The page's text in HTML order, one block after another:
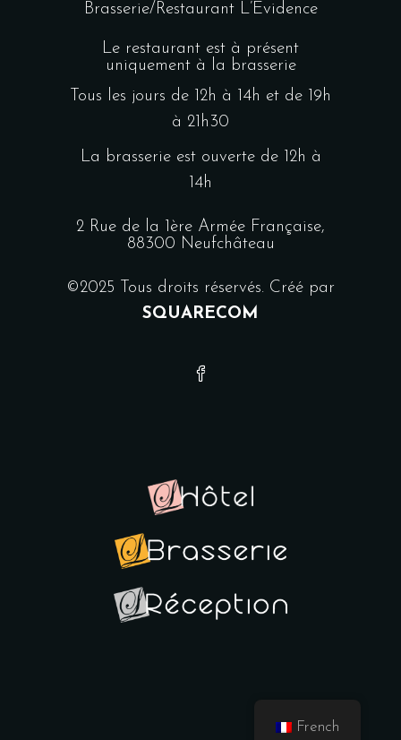
Brasserie/Restaurant L’Evidence
Le restaurant est à présent
uniquement à la brasserie
Tous les jours de 12h à 14h et de 19h
à 21h30
La brasserie est ouverte de 12h à
14h
2 Rue de la 1ère Armée Française,
88300 Neufchâteau
©2025 Tous droits réservés. Créé par
SQUARECOM
French